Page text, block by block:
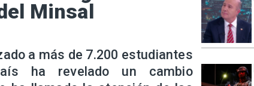
Minsal
a más de 7.200 estudiantes
ha revelado un cambio